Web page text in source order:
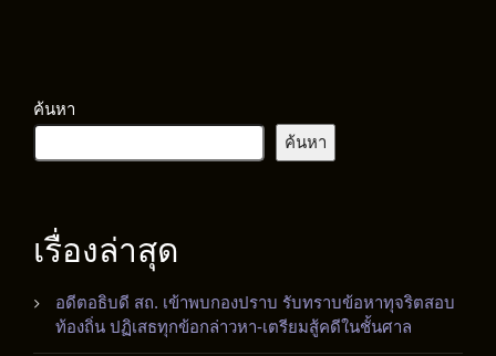
ค้นหา
ค้นหา
เรื่องล่าสุด
อดีตอธิบดี สถ. เข้าพบกองปราบ รับทราบข้อหาทุจริตสอบ
ท้องถิ่น ปฏิเสธทุกข้อกล่าวหา-เตรียมสู้คดีในชั้นศาล